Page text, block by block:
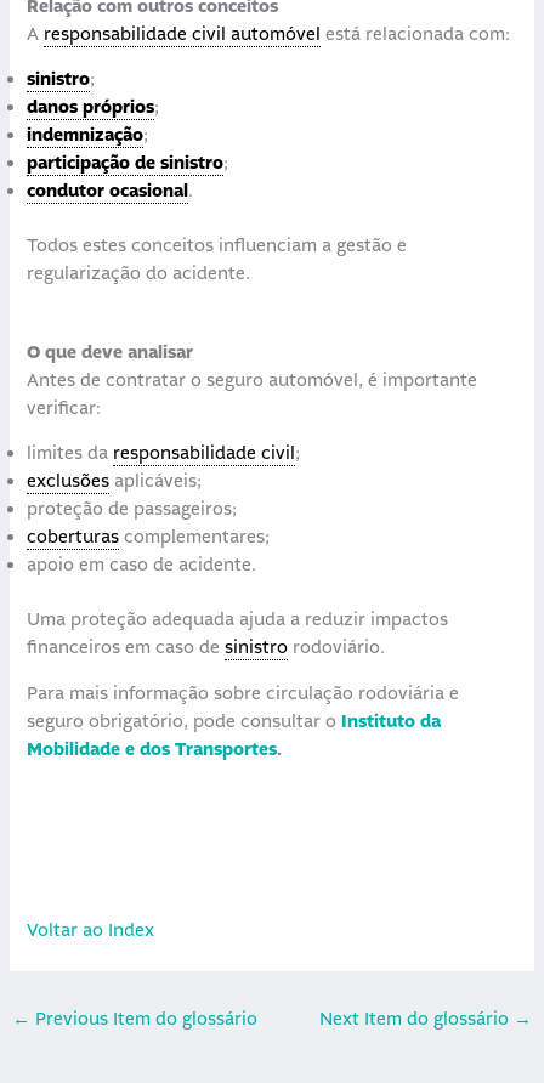
Relação com outros conceitos
A responsabilidade civil automóvel está relacionada com:
sinistro;
danos próprios;
indemnização;
participação de sinistro;
condutor ocasional.
Todos estes conceitos influenciam a gestão e
regularização do acidente.
O que deve analisar
Antes de contratar o seguro automóvel, é importante
verificar:
limites da responsabilidade civil;
exclusões aplicáveis;
proteção de passageiros;
coberturas complementares;
apoio em caso de acidente.
Uma proteção adequada ajuda a reduzir impactos
financeiros em caso desinistro rodoviário.
Para mais informação sobre circulação rodoviária e
seguro obrigatório, pode consultar o Instituto da
Mobilidade e dos Transportes.
Voltar ao Index
← Previous Item do glossário Next Item do glossário →